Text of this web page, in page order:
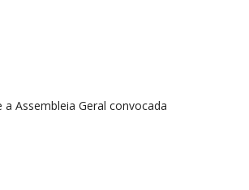
Assembleia Geral convocada